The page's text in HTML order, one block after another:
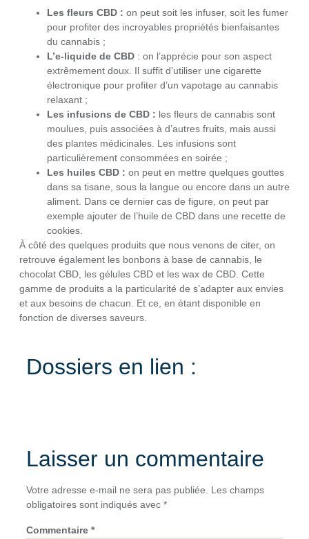
Les fleurs CBD : on peut soit les infuser, soit les fumer
pour profiter des incroyables propriétés bienfaisantes
du cannabis ;
L’e-liquide de CBD : on l’apprécie pour son aspect
extrêmement doux. Il suffit d’utiliser une cigarette
électronique pour profiter d’un vapotage au cannabis
relaxant ;
Les infusions de CBD : les fleurs de cannabis sont
moulues, puis associées à d’autres fruits, mais aussi
des plantes médicinales. Les infusions sont
particulièrement consommées en soirée ;
Les huiles CBD : on peut en mettre quelques gouttes
dans sa tisane, sous la langue ou encore dans un autre
aliment. Dans ce dernier cas de figure, on peut par
exemple ajouter de l’huile de CBD dans une recette de
cookies.
À côté des quelques produits que nous venons de citer, on
retrouve également les bonbons à base de cannabis, le
chocolat CBD, les gélules CBD et les wax de CBD. Cette
gamme de produits a la particularité de s’adapter aux envies
et aux besoins de chacun. Et ce, en étant disponible en
fonction de diverses saveurs.
Dossiers en lien :
Laisser un commentaire
Votre adresse e-mail ne sera pas publiée. Les champs
obligatoires sont indiqués avec *
Commentaire *